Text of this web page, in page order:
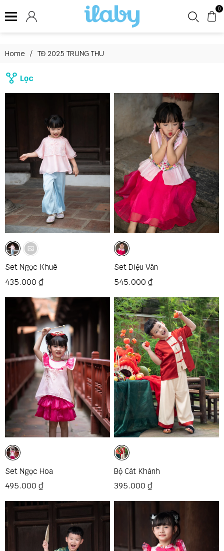
0
Home / TĐ 2025 TRUNG THU
Lọc
Set Ngọc Khuê
435.000 ₫
Set Diệu Vân
545.000 ₫
Set Ngọc Hoa
495.000 ₫
Bộ Cát Khánh
395.000 ₫